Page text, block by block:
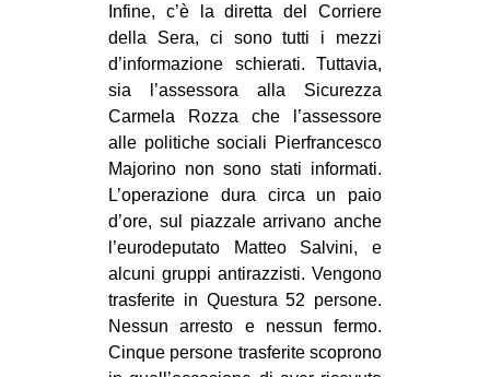
CINEMA
MANIFESTI
MUSICA
RECENSIONI
INTERNAZIONALE
AFRICA
AMERICHE
ESTREMO ORIENTE
EUROPA
MEDIO ORIENTE
Infine, c’è la diretta del Corriere
della Sera, ci sono tutti i mezzi
d’informazione schierati. Tuttavia,
sia l’assessora alla Sicurezza
Carmela Rozza che l’assessore
alle politiche sociali Pierfrancesco
Majorino non sono stati informati.
L’operazione dura circa un paio
d’ore, sul piazzale arrivano anche
l’eurodeputato Matteo Salvini, e
alcuni gruppi antirazzisti. Vengono
trasferite in Questura 52 persone.
Nessun arresto e nessun fermo.
Cinque persone trasferite scoprono